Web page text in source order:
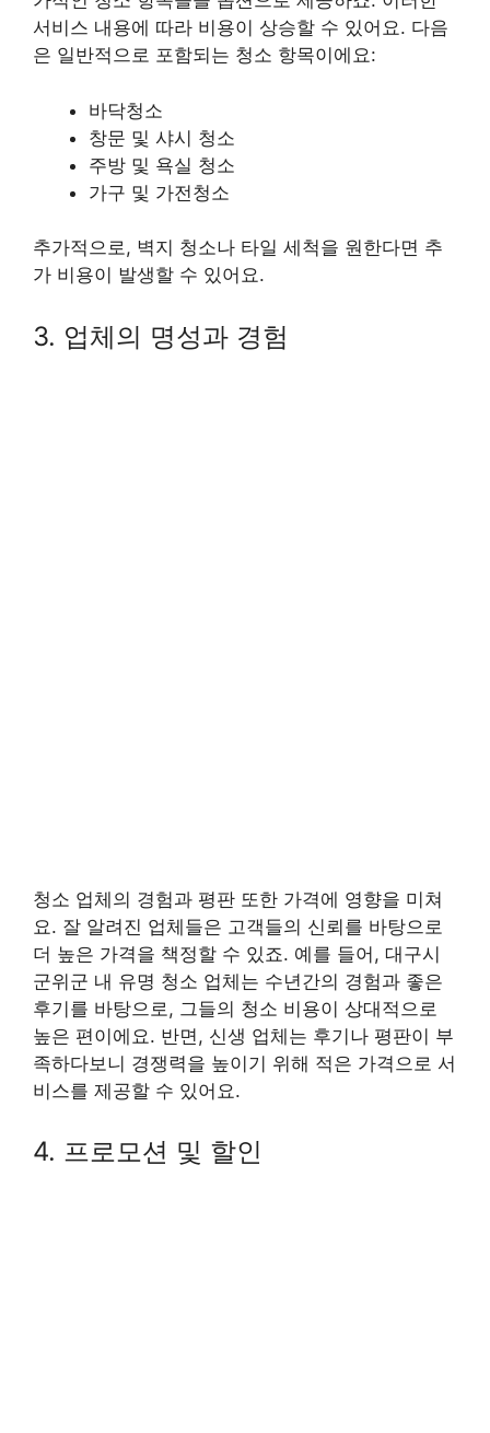
서비스 내용에 따라 비용이 상승할 수 있어요. 다음
은 일반적으로 포함되는 청소 항목이에요:
바닥청소
창문 및 샤시 청소
주방 및 욕실 청소
가구 및 가전청소
추가적으로, 벽지 청소나 타일 세척을 원한다면 추
가 비용이 발생할 수 있어요.
3. 업체의 명성과 경험
청소 업체의 경험과 평판 또한 가격에 영향을 미쳐
요. 잘 알려진 업체들은 고객들의 신뢰를 바탕으로
더 높은 가격을 책정할 수 있죠. 예를 들어, 대구시
군위군 내 유명 청소 업체는 수년간의 경험과 좋은
후기를 바탕으로, 그들의 청소 비용이 상대적으로
높은 편이에요. 반면, 신생 업체는 후기나 평판이 부
족하다보니 경쟁력을 높이기 위해 적은 가격으로 서
비스를 제공할 수 있어요.
4. 프로모션 및 할인